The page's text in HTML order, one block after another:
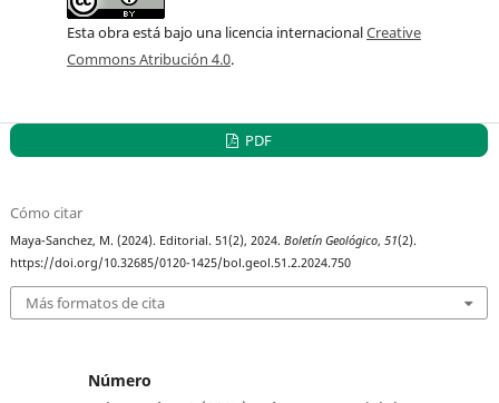
Esta obra está bajo una licencia internacionalCreative
Commons Atribución 4.0.
PDF
Cómo citar
Maya-Sanchez, M. (2024). Editorial. 51(2), 2024.Boletín Geológico,51(2).
https://doi.org/10.32685/0120-1425/bol.geol.51.2.2024.750
Más formatos de cita
Número